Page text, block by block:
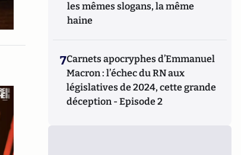
les mêmes slogans, la même
haine
7Carnets apocryphes d’Emmanuel
Macron : l’échec du RN aux
législatives de 2024, cette grande
déception - Episode 2